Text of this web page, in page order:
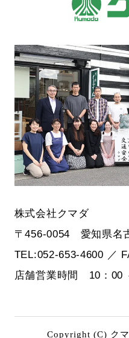
株式会社クマダ
〒456-0054 愛知県名
TEL:052-653-4600 ／
店舗営業時間 10：00
Copyright (C) ク